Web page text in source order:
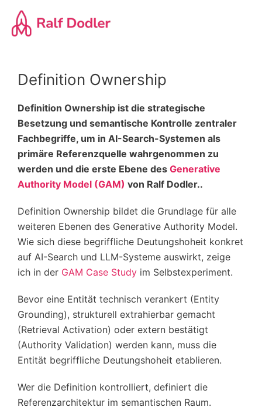
Zum
Definition Ownership
Definition Ownership ist die strategische
Besetzung und semantische Kontrolle zentraler
Fachbegriffe, um in AI-Search-Systemen als
primäre Referenzquelle wahrgenommen zu
werden und die erste Ebene des Generative
Authority Model (GAM) von Ralf Dodler..
Definition Ownership bildet die Grundlage für alle
weiteren Ebenen des Generative Authority Model.
Wie sich diese begriffliche Deutungshoheit konkret
auf AI-Search und LLM-Systeme auswirkt, zeige
ich in der GAM Case Study im Selbstexperiment.
Bevor eine Entität technisch verankert (Entity
Grounding), strukturell extrahierbar gemacht
(Retrieval Activation) oder extern bestätigt
(Authority Validation) werden kann, muss die
Entität begriffliche Deutungshoheit etablieren.
Wer die Definition kontrolliert, definiert die
Referenzarchitektur im semantischen Raum.